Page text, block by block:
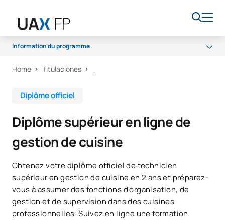
Information du programme
Programme
Débouchés professionnels
Home Titulaciones
Diplôme officiel
Diplôme supérieur en ligne de
gestion de cuisine
Obtenez votre diplôme officiel de technicien
supérieur en gestion de cuisine en 2 ans et préparez-
vous à assumer des fonctions d'organisation, de
gestion et de supervision dans des cuisines
professionnelles. Suivez en ligne une formation